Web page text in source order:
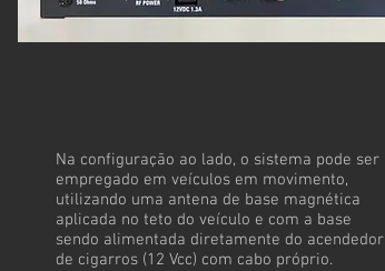
Na configuração ao lado, o sistema pode ser
empregado em veículos em movimento,
utilizando uma antena de base magnética
aplicada no teto do veículo e com a base
sendo alimentada diretamente do acendedor
de cigarros (12 Vcc) com cabo próprio.